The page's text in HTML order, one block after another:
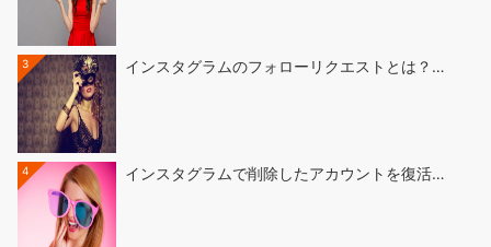
3 インスタグラムのフォローリクエストとは？…
4 インスタグラムで削除したアカウントを復活…